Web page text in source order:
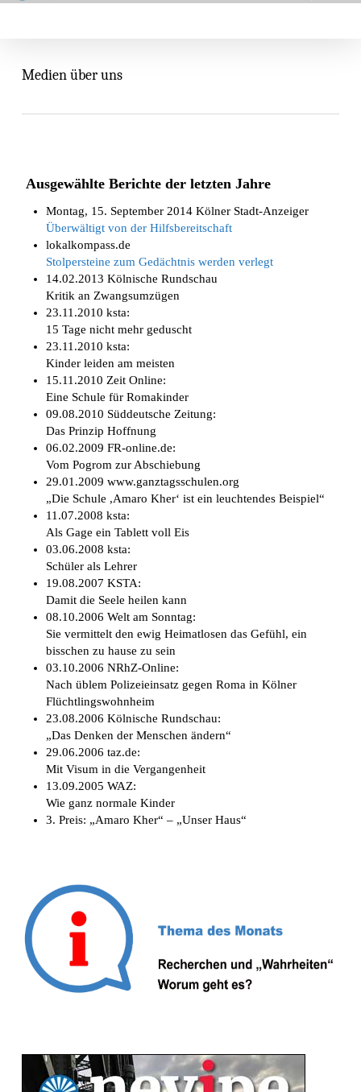
Skip
Medien über uns
Ausgewählte Berichte der letzten Jahre
Montag, 15. September 2014 Kölner Stadt-Anzeiger
Überwältigt von der Hilfsbereitschaft
lokalkompass.de
Stolpersteine zum Gedächtnis werden verlegt
14.02.2013 Kölnische Rundschau
Kritik an Zwangsumzügen
23.11.2010 ksta:
15 Tage nicht mehr geduscht
23.11.2010 ksta:
Kinder leiden am meisten
15.11.2010 Zeit Online:
Eine Schule für Romakinder
09.08.2010 Süddeutsche Zeitung:
Das Prinzip Hoffnung
06.02.2009 FR-online.de:
Vom Pogrom zur Abschiebung
29.01.2009 www.ganztagsschulen.org
„Die Schule ,Amaro Kher‘ ist ein leuchtendes Beispiel“
11.07.2008 ksta:
Als Gage ein Tablett voll Eis
03.06.2008 ksta:
Schüler als Lehrer
19.08.2007 KSTA:
Damit die Seele heilen kann
08.10.2006 Welt am Sonntag:
Sie vermittelt den ewig Heimatlosen das Gefühl, ein
bisschen zu hause zu sein
03.10.2006 NRhZ-Online:
Nach üblem Polizeieinsatz gegen Roma in Kölner
Flüchtlingswohnheim
23.08.2006 Kölnische Rundschau:
„Das Denken der Menschen ändern“
29.06.2006 taz.de:
Mit Visum in die Vergangenheit
13.09.2005 WAZ:
Wie ganz normale Kinder
3. Preis: „Amaro Kher“ – „Unser Haus“
Menu